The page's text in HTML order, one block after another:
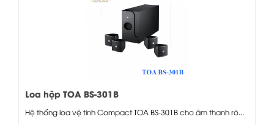
Loa hộp TOA BS-301B
Hệ thống loa vệ tinh Compact TOA BS-301B cho âm thanh rõ...